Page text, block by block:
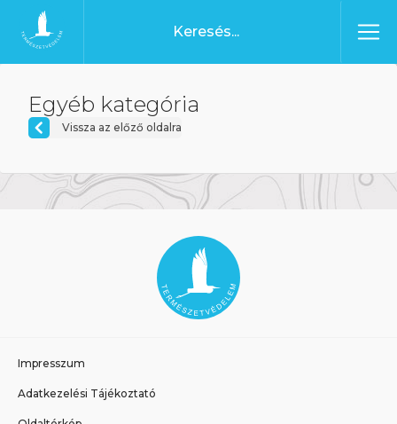
Ugrás a tartalomhoz
Főoldal
Egyéb kategória
Vissza az előző oldalra
Impresszum
Adatkezelési Tájékoztató